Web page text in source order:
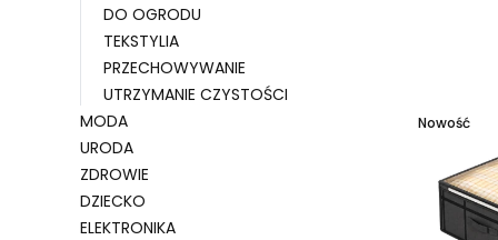
DO OGRODU
TEKSTYLIA
PRZECHOWYWANIE
UTRZYMANIE CZYSTOŚCI
MODA
URODA
ZDROWIE
DZIECKO
ELEKTRONIKA
Nowość